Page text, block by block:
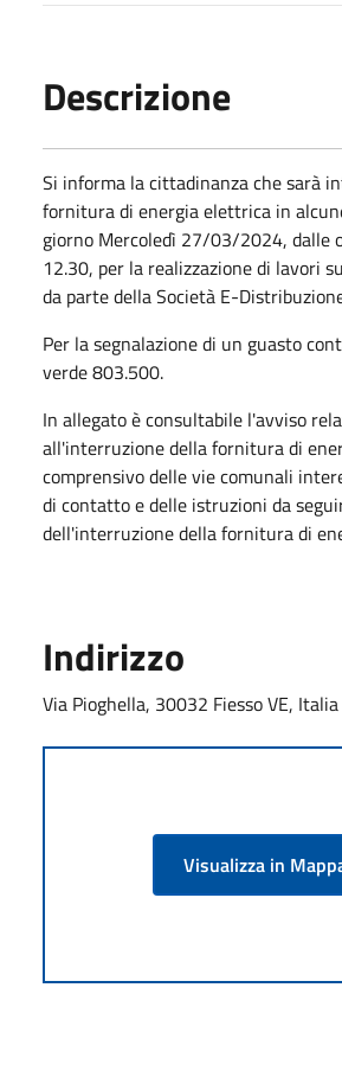
Descrizione
Si informa la cittadinanza che sarà
fornitura di energia elettrica in
giorno Mercoledì 27/03/2024, dalle
12.30, per la realizzazione di lavori
da parte della Società E-
Per la segnalazione di un guasto
verde 803.500.
In allegato è consultabile l'avviso
all'interruzione della fornitura di
comprensivo delle vie comunali
di contatto e delle istruzioni da
dell'interruzione della fornitura di
Indirizzo
Via Pioghella, 30032 Fiesso VE, Italia
Visualizza in